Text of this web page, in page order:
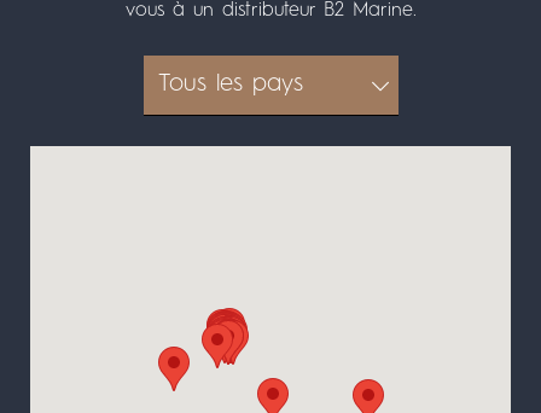
vous à un distributeur B2 Marine.